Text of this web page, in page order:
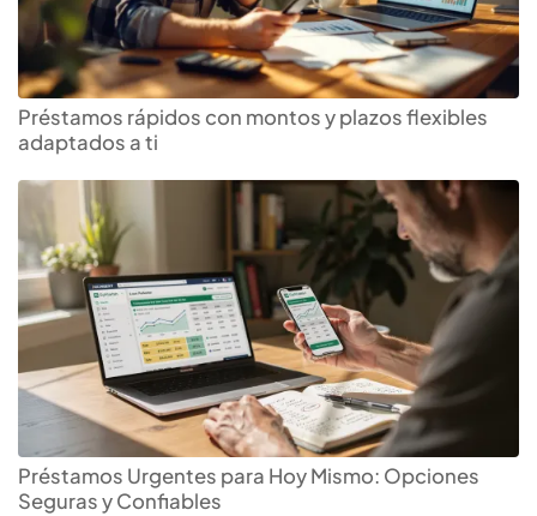
Préstamos rápidos con montos y plazos flexibles
adaptados a ti
Préstamos Urgentes para Hoy Mismo: Opciones
Seguras y Confiables